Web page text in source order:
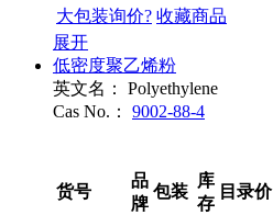
大包装询价? 收藏商品
展开
低密度聚乙烯粉
英文名：
Polyethylene
Cas No.：
9002-88-4
货号
品
牌
包装
库
存
目录价